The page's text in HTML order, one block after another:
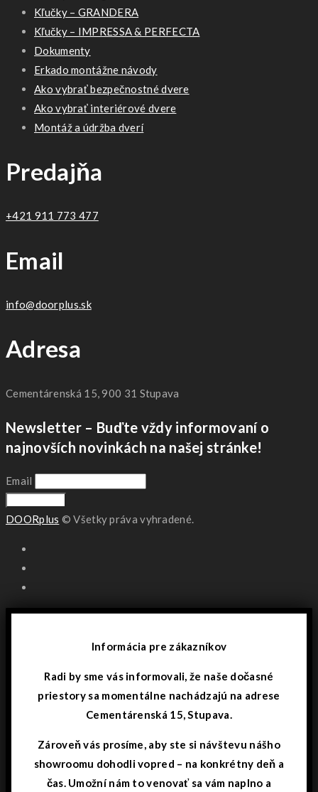
Kľučky – GRANDERA
Kľučky – IMPRESSA & PERFECTA
Dokumenty
Erkado montážne návody
Ako vybrať bezpečnostné dvere
Ako vybrať interiérové dvere
Montáž a údržba dverí
Predajňa
+421 911 773 477
Email
info@doorplus.sk
Adresa
Cementárenská 15, 900 31 Stupava
Newsletter – Buďte vždy informovaní o
najnovších novinkách na našej stránke!
Email
DOORplus © Všetky práva vyhradené.
Informácia pre zákazníkov
Radi by sme vás informovali, že naše dočasné
priestory sa momentálne nachádzajú na adrese
Cementárenská 15, Stupava.
Zároveň vás prosíme, aby ste si návštevu nášho
showroomu dohodli vopred – na konkrétny deň a
čas. Umožní nám to venovať sa vám naplno a